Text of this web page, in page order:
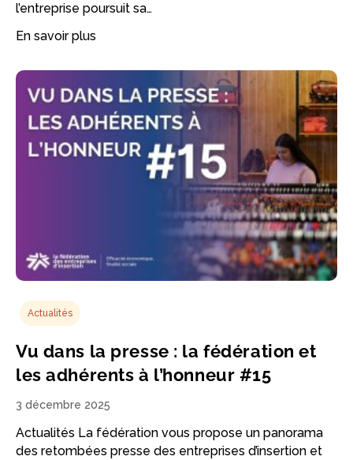
l’entreprise poursuit sa…
En savoir plus
Actualités
Vu dans la presse : la fédération et
les adhérents à l’honneur #15
3 décembre 2025
Actualités La fédération vous propose un panorama
des retombées presse des entreprises d’insertion et